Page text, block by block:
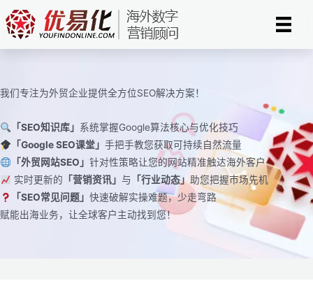
至
我们专注为外贸企业提供全方位SEO解决方案！
「SEO知识库」 系统掌握Google算法核心与优化技巧
「Google SEO课堂」 手把手教您获取可持续自然流量
「外贸网站SEO」 针对性策略让您的网站精准触达海外客户
实时更新的 「营销资讯」 与 「行业动态」 助您把握市场先机
「SEO常见问题」 快速破解实操难题，少走弯路
赋能出海业务，让全球客户主动找到您！